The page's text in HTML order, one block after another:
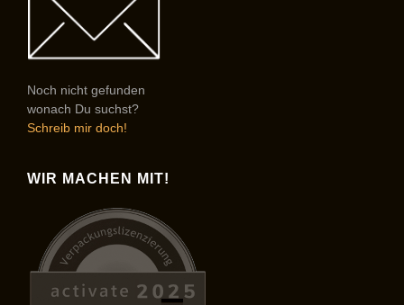
Noch nicht gefunden
wonach Du suchst?
Schreib mir doch!
WIR MACHEN MIT!